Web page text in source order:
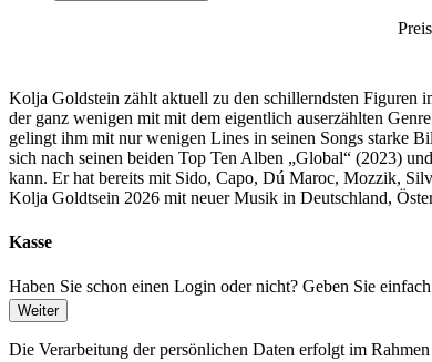
Kolja Goldstein zählt aktuell zu den schillerndsten Figuren
der ganz wenigen mit mit dem eigentlich auserzählten
gelingt ihm mit nur wenigen Lines in seinen Songs starke
sich nach seinen beiden Top Ten Alben „Global“ (2023)
kann. Er hat bereits mit Sido, Capo, Dú Maroc, Mozzik,
Kolja Goldtsein 2026 mit neuer Musik in Deutschland,
Kasse
Haben Sie schon einen Login oder nicht? Geben Sie
Weiter
Die Verarbeitung der persönlichen Daten erfolgt im